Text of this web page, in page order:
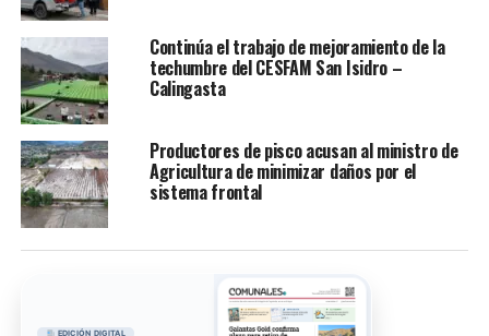
Continúa el trabajo de mejoramiento de la
techumbre del CESFAM San Isidro –
Calingasta
Productores de pisco acusan al ministro de
Agricultura de minimizar daños por el
sistema frontal
EDICIÓN DIGITAL